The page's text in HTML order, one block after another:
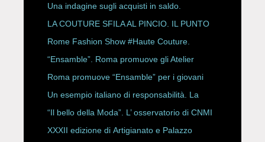
Una indagine sugli acquisti in saldo.
LA COUTURE SFILA AL PINCIO. IL PUNTO
CON ALESSANDRO ONORATO E
ROBERTA ANGELILLI
Rome Fashion Show #Haute Couture.
“Ensamble”. Roma promuove gli Atelier
Storici
Roma promuove “Ensamble” per i giovani
Un esempio italiano di responsabilità. La
Rete Slow Fiber
“Il bello della Moda”. L’ osservatorio di CNMI
XXXII edizione di Artigianato e Palazzo